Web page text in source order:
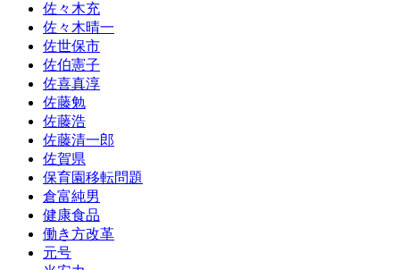
佐々木充
佐々木晴一
佐世保市
佐伯憲子
佐喜真淳
佐藤勉
佐藤浩
佐藤清一郎
佐賀県
保育園移転問題
倉富純男
健康食品
働き方改革
元号